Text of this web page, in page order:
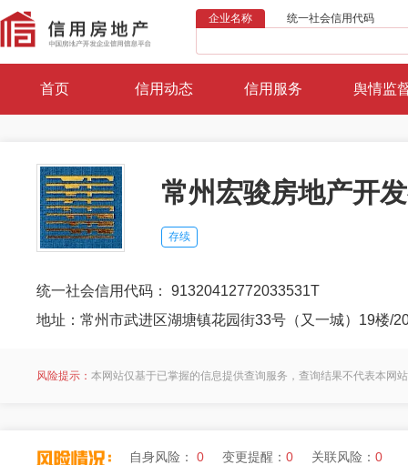
企业名称 统一社会信用代码
首页 信用动态 信用服务 舆情监
常州宏骏房地产开
存续
统一社会信用代码： 91320412772033531T
地址：常州市武进区湖塘镇花园街33号（又一城）19楼/
风险提示： 本网站仅基于已掌握的信息提供查询服务，查询结果不代表本网
自身风险： 0 变更提醒： 0 关联风险： 0